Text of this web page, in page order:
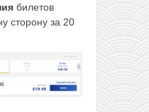
билетов
сторону за 20